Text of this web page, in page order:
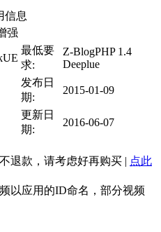
信息
强
最低要
求:
Z-BlogPHP 1.4
Deeplue
发布日
期:
2015-01-09
更新日
期:
2016-06-07
退款，请考虑好再购买 | 点此
频以应用的ID命名，部分视频